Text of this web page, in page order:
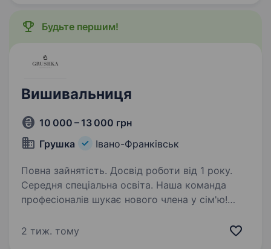
машинкою…
Будьте першим!
Вишивальниця
10 000 – 13 000 грн
Грушка
Івано-Франківськ
Повна зайнятість. Досвід роботи від 1 року.
Середня спеціальна освіта. Наша команда
професіоналів шукає нового члена у сім'ю!
дівчину на вакансію декоратора. Що потрібно
2 тиж. тому